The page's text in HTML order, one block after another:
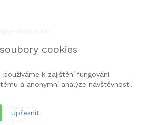
Majka.cz
cookies
používáme k zajištění fungování
a anonymní analýze návštěvnosti.
Upřesnit